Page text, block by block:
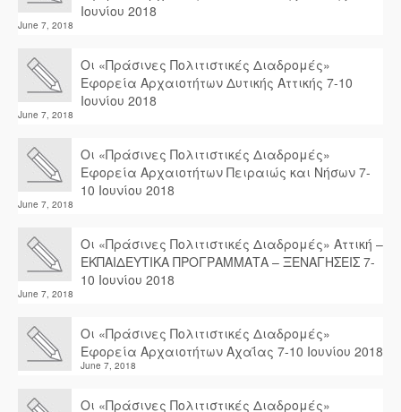
Ιουνίου 2018
June 7, 2018
Οι «Πράσινες Πολιτιστικές Διαδρομές»
Εφορεία Αρχαιοτήτων Δυτικής Αττικής 7-10
Ιουνίου 2018
June 7, 2018
Οι «Πράσινες Πολιτιστικές Διαδρομές»
Εφορεία Αρχαιοτήτων Πειραιώς και Νήσων 7-
10 Ιουνίου 2018
June 7, 2018
Οι «Πράσινες Πολιτιστικές Διαδρομές» Αττική –
ΕΚΠΑΙΔΕΥΤΙΚΑ ΠΡΟΓΡΑΜΜΑΤΑ – ΞΕΝΑΓΗΣΕΙΣ 7-
10 Ιουνίου 2018
June 7, 2018
Οι «Πράσινες Πολιτιστικές Διαδρομές»
Εφορεία Αρχαιοτήτων Αχαΐας 7-10 Ιουνίου 2018
June 7, 2018
Οι «Πράσινες Πολιτιστικές Διαδρομές»